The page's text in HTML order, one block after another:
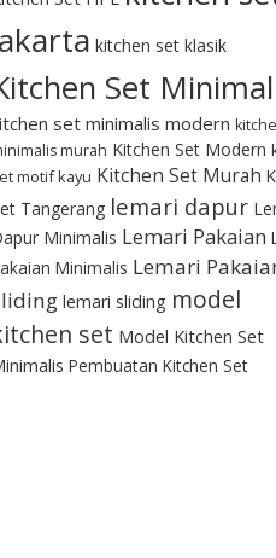
kitchen set klasik
Set
set minimalis modern
murah Kitchen Set Modern
motif kayu Kitchen Set Murah
Tangerang lemari dapur
Minimalis Lemari Pakaian
Minimalis Lemari
lemari sliding model
set Model Kitchen Set
Pembuatan Kitchen Set